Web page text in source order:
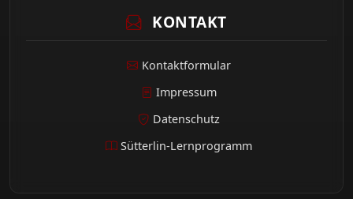
KONTAKT
Kontaktformular
Impressum
Datenschutz
Sütterlin-Lernprogramm